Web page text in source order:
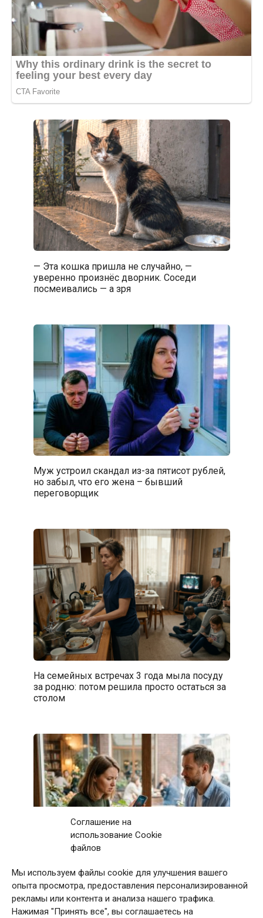
Соглашение на
использование Cookie
файлов
Мы используем файлы cookie для улучшения вашего
опыта просмотра, предоставления персонализированной
рекламы или контента и анализа нашего трафика.
Нажимая "Принять все", вы соглашаетесь на
— Эта кошка пришла не случайно, —
уверенно произнёс дворник. Соседи
посмеивались — а зря
Муж устроил скандал из-за пятисот рублей,
но забыл, что его жена – бывший
переговорщик
На семейных встречах 3 года мыла посуду
за родню: потом решила просто остаться за
столом
Первое свидание с мужчиной закончилось
после 11 звонков матери: дома я приняла
непростое решение